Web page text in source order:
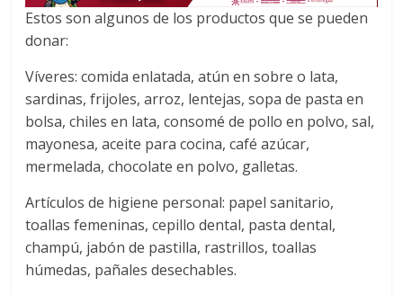
Estos son algunos de los productos que se pueden
donar:
Víveres: comida enlatada, atún en sobre o lata,
sardinas, frijoles, arroz, lentejas, sopa de pasta en
bolsa, chiles en lata, consomé de pollo en polvo, sal,
mayonesa, aceite para cocina, café azúcar,
mermelada, chocolate en polvo, galletas.
Artículos de higiene personal: papel sanitario,
toallas femeninas, cepillo dental, pasta dental,
champú, jabón de pastilla, rastrillos, toallas
húmedas, pañales desechables.